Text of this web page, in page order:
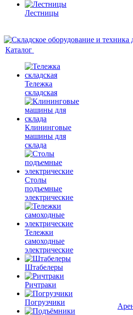
Лестницы
Каталог
Тележка
складская
Клининговые
машины для
склада
Столы
подъемные
электрические
Тележки
самоходные
электрические
Штабелеры
Ричтраки
Погрузчики